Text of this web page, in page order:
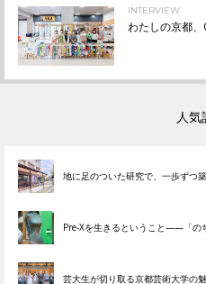
INTERVIEW
わたしの京都、
人気
地に足のついた研究で、一歩ずつ築
Pre-Xを生きるということ——「の
芸大生が切り取る京都芸術大学の